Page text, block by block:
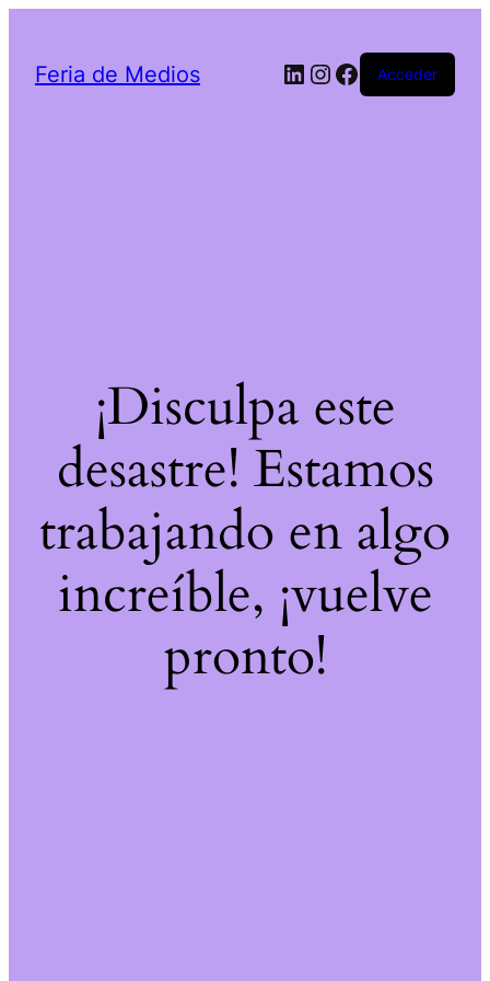
Feria de Medios LinkedIn
Instagram
Facebook
Acceder
¡Disculpa este
desastre! Estamos
trabajando en algo
increíble, ¡vuelve
pronto!